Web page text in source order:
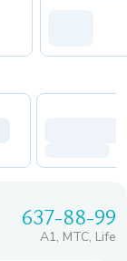
637-88-99
A1, МТС, Life